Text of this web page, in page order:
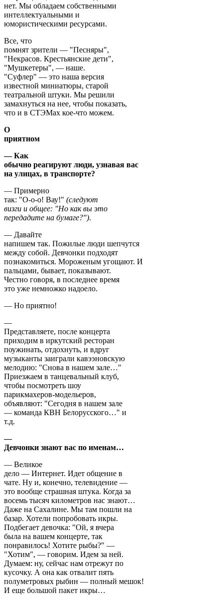
нет. Мы обладаем собственными
интеллектуальными и
юмористическими ресурсами.
Все, что
помнят зрители — "Песняры",
"Некрасов. Крестьянские дети",
"Мушкетеры", — наше.
"Суфлер" — это наша версия
известной миниатюры, старой
театральной штуки. Мы решили
замахнуться на нее, чтобы показать,
что и в СТЭМах кое-что можем.
О
приятном
— Как
обычно реагируют люди, узнавая вас
на улицах, в транспорте?
— Примерно
так: "О-о-о! Вау!" (следуют
визги и общее: "Но как вы это
передадите на бумаге?").
— Давайте
напишем так. Пожилые люди шепчутся
между собой. Девчонки подходят
познакомиться. Мороженым угощают. И
пальцами, бывает, показывают.
Честно говоря, в последнее время
это уже немножко надоело.
— Но приятно!
—
Представляете, после концерта
приходим в иркутский ресторан
поужинать, отдохнуть, и вдруг
музыканты заиграли кавээновскую
мелодию: "Снова в нашем зале…"
Приезжаем в танцевальный клуб,
чтобы посмотреть шоу
парикмахеров-модельеров,
объявляют: "Сегодня в нашем зале
— команда КВН Белорусского…" и
т.д.
—
Девчонки знают вас по именам…
— Великое
дело — Интернет. Идет общение в
чате. Ну и, конечно, телевидение —
это вообще страшная штука. Когда за
восемь тысяч километров нас знают…
Даже на Сахалине. Мы там пошли на
базар. Хотели попробовать икры.
Подбегает девочка: "Ой, я вчера
была на вашем концерте, так
понравилось! Хотите рыбы?" —
"Хотим", — говорим. Идем за ней.
Думаем: ну, сейчас нам отрежут по
кусочку. А она как отвалит пять
полуметровых рыбин — полный мешок!
И еще большой пакет икры…